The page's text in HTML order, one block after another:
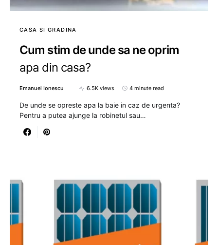
CASA SI GRADINA
Cum stim de unde sa ne oprim
apa din casa?
Emanuel Ionescu 6.5K views 4 minute read
De unde se opreste apa la baie in caz de urgenta?
Pentru a putea ajunge la robinetul sau…